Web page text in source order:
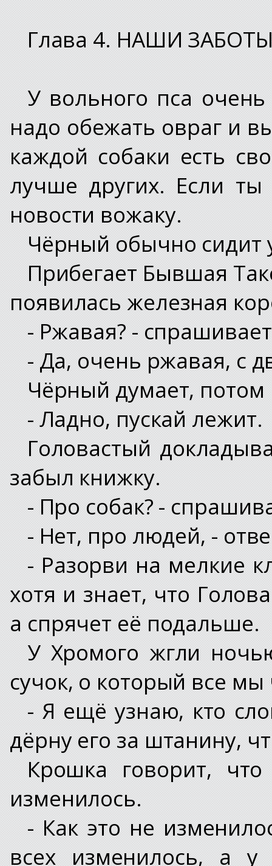
Глава 4. НАШИ
У вольного пса
надо обежать овраг и
каждой собаки есть
лучше других. Если ты
новости вожаку.
Чёрный обычно сидит
Прибегает Бывшая
появилась железная
- Ржавая? -
- Да, очень ржавая, с
Чёрный думает, потом
- Ладно, пускай лежит.
Головастый
забыл книжку.
- Про собак? -
- Нет, про людей, -
- Разорви на мелкие
хотя и знает, что
а спрячет её подальше.
У Хромого жгли
сучок, о который все мы
- Я ещё узнаю, кто
дёрну его за штанину,
Крошка говорит,
изменилось.
- Как это не
всех изменилось, а